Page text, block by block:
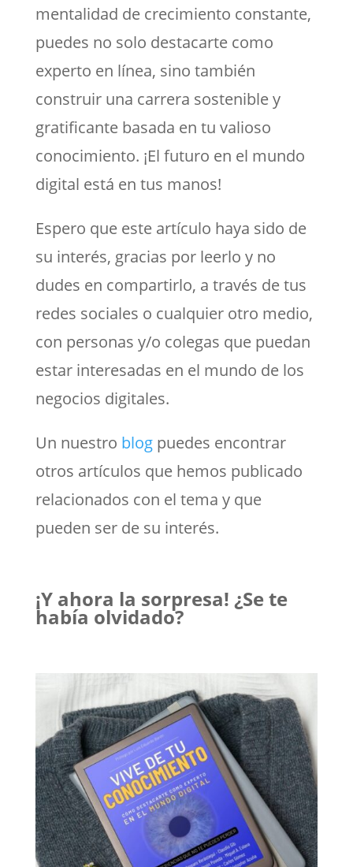
mentalidad de crecimiento constante,
puedes no solo destacarte como
experto en línea, sino también
construir una carrera sostenible y
gratificante basada en tu valioso
conocimiento. ¡El futuro en el mundo
digital está en tus manos!
Espero que este artículo haya sido de
su interés, gracias por leerlo y no
dudes en compartirlo, a través de tus
redes sociales o cualquier otro medio,
con personas y/o colegas que puedan
estar interesadas en el mundo de los
negocios digitales.
Un nuestro blogpuedes encontrar
otros artículos que hemos publicado
relacionados con el tema y que
pueden ser de su interés.
¡Y ahora la sorpresa! ¿Se te
había olvidado?